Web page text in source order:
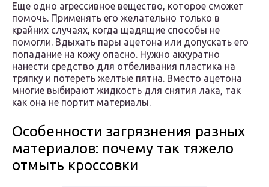
Еще одно агрессивное вещество, которое сможет
помочь. Применять его желательно только в
крайних случаях, когда щадящие способы не
помогли. Вдыхать пары ацетона или допускать его
попадание на кожу опасно. Нужно аккуратно
нанести средство для отбеливания пластика на
тряпку и потереть желтые пятна. Вместо ацетона
многие выбирают жидкость для снятия лака, так
как она не портит материалы.
Особенности загрязнения разных
материалов: почему так тяжело
отмыть кроссовки